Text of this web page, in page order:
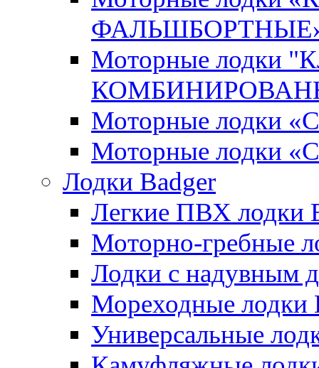
Моторные лодки
Моторные
Моторные лодки
Лодки Badger
Легкие ПВХ лодки
Моторно-гребные
Лодки с надувным
Мореходные лодки
Универсальные